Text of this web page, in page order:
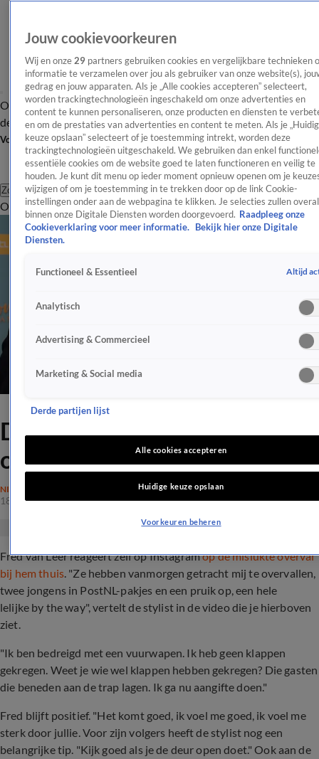
OverzichtAfleveringen Entertainment TV Algemeen
Tip
de redactieNieuwsbrief
Volg Shownieuws
Zoeken
OverzichtEntertainmentSpraakmakendRealityCrimeVideo's
Dit zegt Fred zelf over de
overval
NIEUWS
18 nov 2020, 12:35
Fred van Leer reageert zelf op Instagramop de mislukte overval
bij hem thuis. "Ze hebben vanmorgen getracht mij te overvallen,
twee jongens in PostNL-pakjes en een pruik op, een hele
lelijke by the way", vertelt de stylist in de video die je hierboven
ziet.
"Ik ben bedreigd met een vuurwapen. Ik heb geen klappen
gekregen. Weet je wie wel klappen hebben gekregen? Die gasten
die beneden aan de trap lagen. Ik ga nu aangifte doen."
Fred blijft positief. "Het komt goed, ik voel me goed, ik voel me
sterk door jullie. Voor zijn volgers heeft de stylist nog een
belangrijke tip. "Kijk goed als je de deur open doet." Ook aan de
Jouw cookievoorkeuren
Wij en onze 29 partners gebruiken cookies en vergelijkbare technieken
informatie te verzamelen over jou als gebruiker van onze website(s),
gedrag en jouw apparaten. Als je „Alle cookies accepteren” selecteert,
worden trackingtechnologieën ingeschakeld om onze advertenties en
content te kunnen personaliseren, onze producten en diensten te
en om de prestaties van advertenties en content te meten. Als je
keuze opslaan” selecteert of je toestemming intrekt, worden deze
trackingtechnologieën uitgeschakeld. We gebruiken dan enkel
essentiële cookies om de website goed te laten functioneren en veilig te
houden. Je kunt dit menu op ieder moment opnieuw openen om je
wijzigen of om je toestemming in te trekken door op de link Cookie-
instellingen onder aan de webpagina te klikken. Je selecties zullen overal
binnen onze Digitale Diensten worden doorgevoerd. Raadpleeg onze
Cookieverklaring voor meer informatie.
Bekijk hier onze Digitale
Diensten.
Functioneel & Essentieel Altijd
Analytisch
Advertising & Commercieel
Marketing & Social media
Derde partijen lijst
Alle cookies accepteren
Huidige keuze opslaan
Voorkeuren beheren